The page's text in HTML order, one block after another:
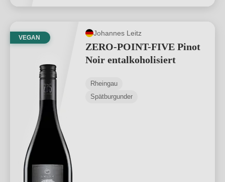
VEGAN
Johannes Leitz
ZERO-POINT-FIVE Pinot
Noir entalkoholisiert
Rheingau
Spätburgunder